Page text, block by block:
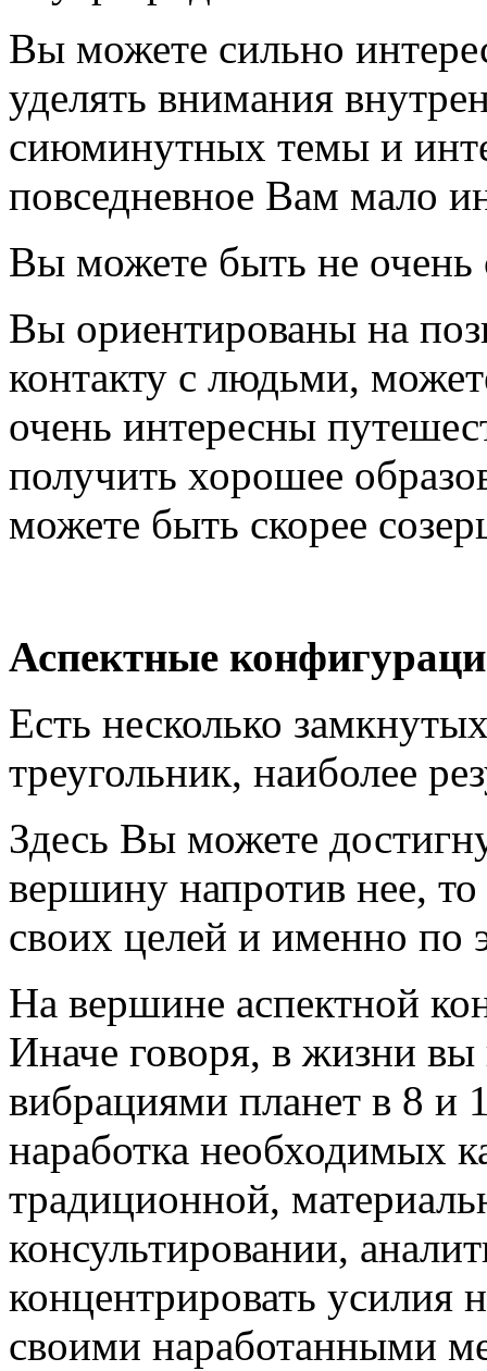
Вы можете сильно
уделять внимания
сиюминутных темы и
повседневное Вам мало
Вы можете быть не очень
Вы ориентированы на
контакту с людьми,
очень интересны
получить хорошее
можете быть скорее
Аспектные
Есть несколько
треугольник, наиболее
Здесь Вы можете
вершину напротив нее,
своих целей и именно по
На вершине аспектной
Иначе говоря, в жизни вы
вибрациями планет в 8 и
наработка необходимых
традиционной,
консультировании,
концентрировать усилия
своими наработанными